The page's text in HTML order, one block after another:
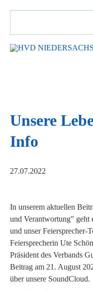
SUCHBEGRIFFE
Unsere
Info
27.07.2022
In unserem aktuellen
und Verantwortung" geht
und unser Feiersprecher-
Feiersprecherin Ute
Präsident des Verbands
Beitrag am 21. August
über unsere SoundCloud.